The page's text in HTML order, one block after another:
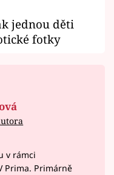
jednou děti
fotky
v rámci
Prima. Primárně